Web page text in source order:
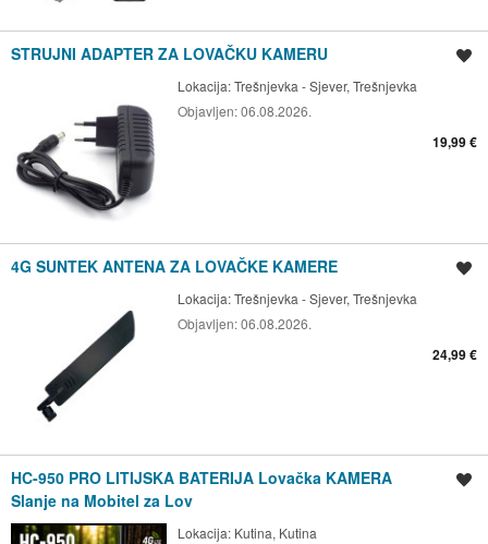
STRUJNI ADAPTER ZA LOVAČKU KAMERU
Lokacija:Trešnjevka - Sjever, Trešnjevka
Objavljen:06.08.2026.
19,99 €
4G SUNTEK ANTENA ZA LOVAČKE KAMERE
Lokacija:Trešnjevka - Sjever, Trešnjevka
Objavljen:06.08.2026.
24,99 €
HC-950 PRO LITIJSKA BATERIJA Lovačka KAMERA
Slanje na Mobitel za Lov
Lokacija: Kutina, Kutina